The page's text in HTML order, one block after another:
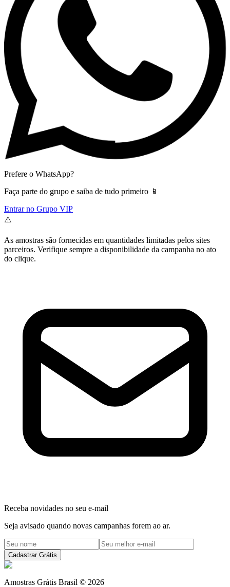
Prefere o WhatsApp?
Faça parte do grupo e saiba de tudo primeiro 📱
Entrar no Grupo VIP
⚠️
As amostras são fornecidas em quantidades limitadas pelos sites
parceiros. Verifique sempre a disponibilidade da campanha no ato
do clique.
Receba novidades no seu e-mail
Seja avisado quando novas campanhas forem ao ar.
Cadastrar Grátis
Amostras Grátis Brasil © 2026